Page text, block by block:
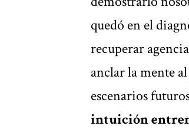
quedó en el
recuperar
anclar la mente
escenarios
intuición